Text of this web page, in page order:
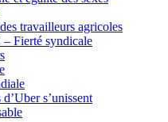
travailleurs agricoles
Fierté syndicale
s’unissent